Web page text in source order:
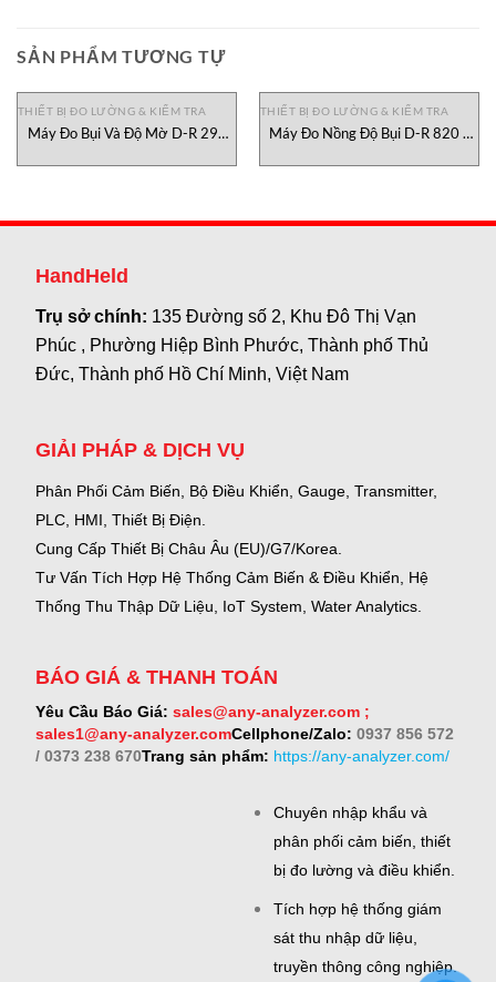
SẢN PHẨM TƯƠNG TỰ
THIẾT BỊ ĐO LƯỜNG & KIỂM TRA
Máy Đo Bụi Và Độ Mờ D-R 290
THIẾT BỊ ĐO LƯỜNG & KIỂM TRA
Máy Đo Nồng Độ Bụi D-R 820 F
HandHeld
Trụ sở chính: 135 Đường số 2, Khu Đô Thị Vạn
Phúc , Phường Hiệp Bình Phước, Thành phố Thủ
Đức, Thành phố Hồ Chí Minh, Việt Nam
GIẢI PHÁP & DỊCH VỤ
Phân Phối Cảm Biến, Bộ Điều Khiển, Gauge, Transmitter,
PLC, HMI, Thiết Bị Điện.
Cung Cấp Thiết Bị Châu Âu (EU)/G7/Korea.
Tư Vấn Tích Hợp Hệ Thống Cảm Biến & Điều Khiển, Hệ
Thống Thu Thập Dữ Liệu, IoT System, Water Analytics.
BÁO GIÁ & THANH TOÁN
Yêu Cầu Báo Giá: sales@any-analyzer.com ;
sales1@any-analyzer.comCellphone/Zalo: 0937 856 572
/ 0373 238 670Trang sản phẩm: https://any-analyzer.com/
Chuyên nhập khẩu và
phân phối cảm biến, thiết
bị đo lường và điều khiển.
Tích hợp hệ thống giám
sát thu nhập dữ liệu,
truyền thông công nghiệp.